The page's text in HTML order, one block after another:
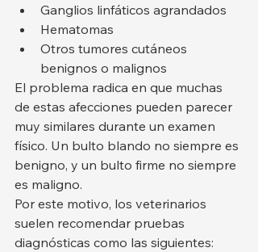
Ganglios linfáticos agrandados
Hematomas
Otros tumores cutáneos
benignos o malignos
El problema radica en que muchas
de estas afecciones pueden parecer
muy similares durante un examen
físico. Un bulto blando no siempre es
benigno, y un bulto firme no siempre
es maligno.
Por este motivo, los veterinarios
suelen recomendar pruebas
diagnósticas como las siguientes: